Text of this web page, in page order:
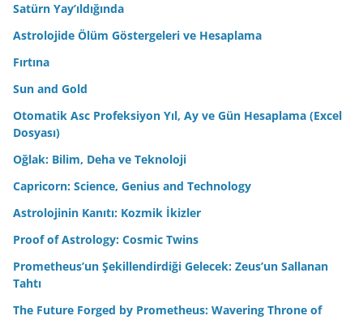
Satürn Yay’ıldığında
Astrolojide Ölüm Göstergeleri ve Hesaplama
Fırtına
Sun and Gold
Otomatik Asc Profeksiyon Yıl, Ay ve Gün Hesaplama (Excel
Dosyası)
Oğlak: Bilim, Deha ve Teknoloji
Capricorn: Science, Genius and Technology
Astrolojinin Kanıtı: Kozmik İkizler
Proof of Astrology: Cosmic Twins
Prometheus’un Şekillendirdiği Gelecek: Zeus’un Sallanan
Tahtı
The Future Forged by Prometheus: Wavering Throne of